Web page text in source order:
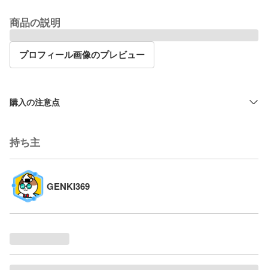
商品の説明
プロフィール画像のプレビュー
購入の注意点
持ち主
GENKI369